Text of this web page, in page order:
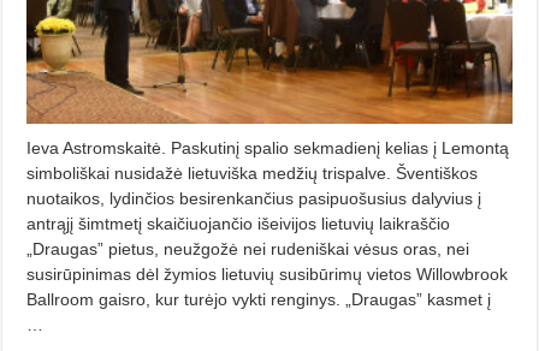
Ieva Astromskaitė. Paskutinį spalio sekmadienį kelias į Lemontą
simboliškai nusidažė lietuviška medžių trispalve. Šventiškos
nuotaikos, lydinčios besirenkančius pasipuošusius dalyvius į
antrąjį šimtmetį skaičiuojančio išeivijos lietuvių laikraščio
„Draugas” pietus, neužgožė nei rudeniškai vėsus oras, nei
susirūpinimas dėl žymios lietuvių susibūrimų vietos Willowbrook
Ballroom gaisro, kur turėjo vykti renginys. „Draugas” kasmet į